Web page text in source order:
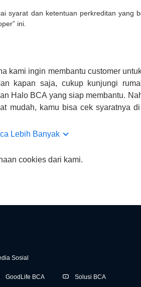
syarat dan ketentuan perkreditan yang
ini.
kami ingin membantu customer
kapan saja, cukup kunjungi
Halo BCA yang siap membantu.
kamu bisa cek syaratnya di
BCA.
Lebih Banyak
cookies dari kami.
Sosial
GoodLife BCA Solusi BCA